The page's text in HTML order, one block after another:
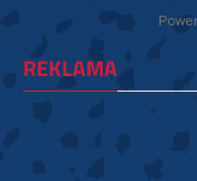
REKLAMA